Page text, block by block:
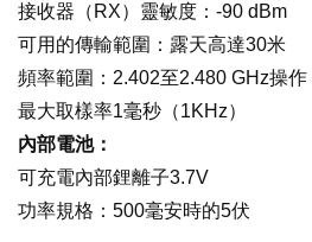
接收器（RX）靈敏度：-90 dBm
可用的傳輸範圍：露天高達30米
頻率範圍：2.402至2.480 GHz操作
最大取樣率1毫秒（1KHz）
內部電池：
可充電內部鋰離子3.7V
功率規格：500毫安時的5伏